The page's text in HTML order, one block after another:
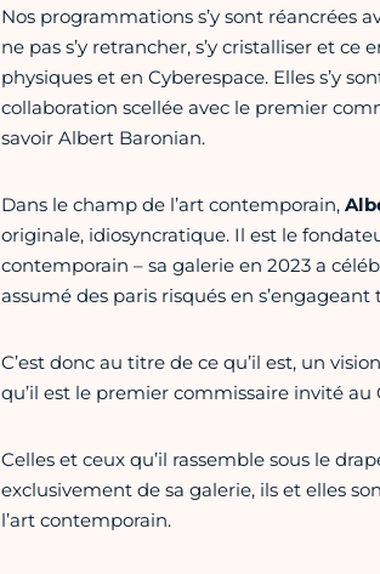
Nos programmations s’y sont réancrées
ne pas s’y retrancher, s’y cristalliser et
physiques et en Cyberespace. Elles s’y
collaboration scellée avec le premier
savoir Albert Baronian.
Dans le champ de l’art contemporain,
originale, idiosyncratique. Il est le
contemporain – sa galerie en 2023 a
assumé des paris risqués en
C’est donc au titre de ce qu’il est, un
qu’il est le premier commissaire invité au
Celles et ceux qu’il rassemble sous le
exclusivement de sa galerie, ils et elles
l’art contemporain.